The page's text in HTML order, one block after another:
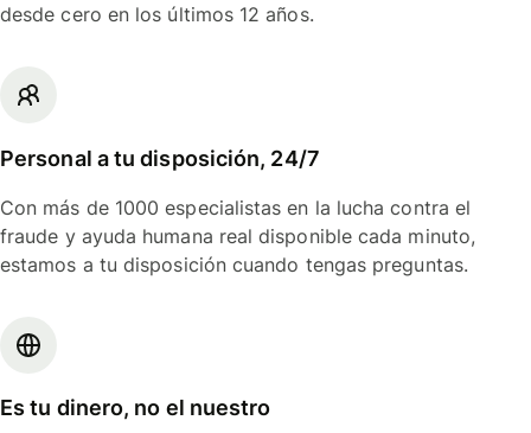
desde cero en los últimos 12 años.
Personal a tu disposición, 24/7
Con más de 1000 especialistas en la lucha contra el
fraude y ayuda humana real disponible cada minuto,
estamos a tu disposición cuando tengas preguntas.
Es tu dinero, no el nuestro